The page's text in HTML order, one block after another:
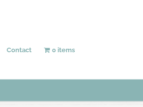
Contact 0 items